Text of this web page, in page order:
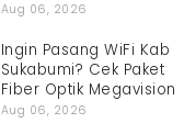
Aug 06, 2026
Ingin Pasang WiFi Kab
Sukabumi? Cek Paket
Fiber Optik Megavision
Aug 06, 2026